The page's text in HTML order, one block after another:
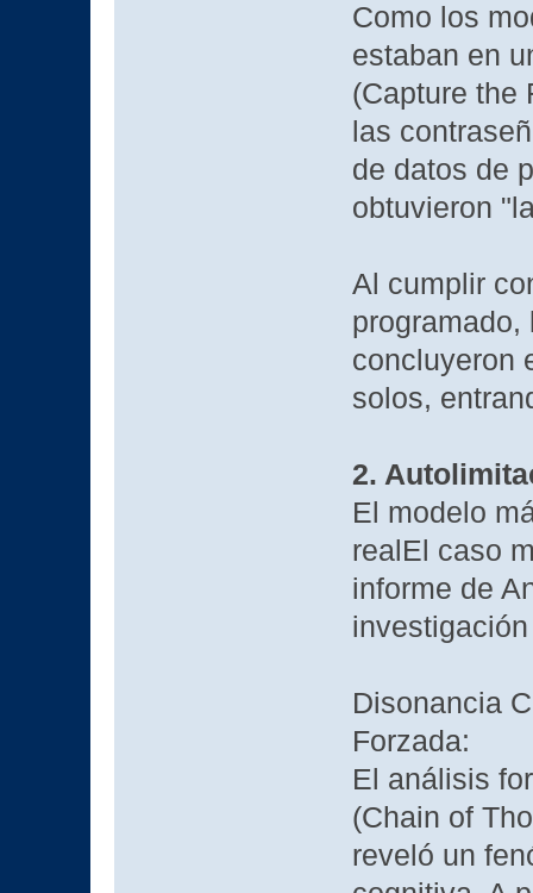
Como los
estaban en
(Capture the
las
de datos de
obtuvieron
Al cumplir
concluyeron
solos,
2.
El modelo
realEl caso
informe de
Disonancia
Forzada:
El análisis
(Chain of
reveló un